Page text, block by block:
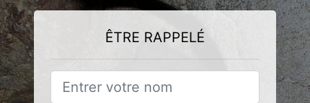
ÊTRE RAPPELÉ